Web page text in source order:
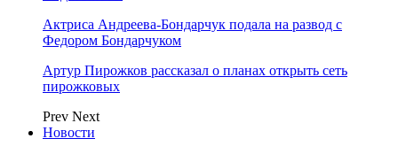
Актриса Андреева-Бондарчук подала на развод с
Федором Бондарчуком
Артур Пирожков рассказал о планах открыть сеть
пирожковых
Prev Next
Новости